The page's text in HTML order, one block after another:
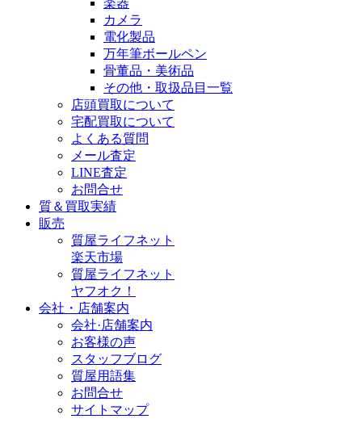
カメラ
電化製品
万年筆ボールペン
骨董品・美術品
その他・取扱品目一覧
店頭買取について
宅配買取について
よくある質問
メール査定
LINE査定
お問合せ
質＆買取実績
販売
質屋ライフネット
楽天市場
質屋ライフネット
ヤフオク！
会社・店舗案内
会社·店舗案内
お客様の声
スタッフブログ
質屋用語集
お問合せ
サイトマップ